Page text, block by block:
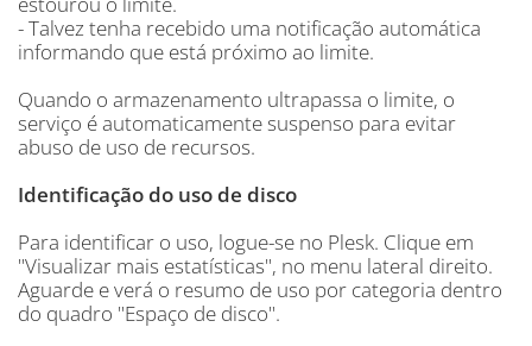
- Talvez tenha recebido uma notificação automática
informando que está próximo ao limite.
Quando o armazenamento ultrapassa o limite, o
serviço é automaticamente suspenso para evitar
abuso de uso de recursos.
Identificação do uso de disco
Para identificar o uso, logue-se no Plesk. Clique em
"Visualizar mais estatísticas", no menu lateral direito.
Aguarde e verá o resumo de uso por categoria dentro
do quadro "Espaço de disco".